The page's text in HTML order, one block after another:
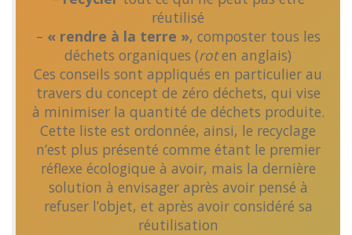
réutilisé
– « rendre à la terre », composter tous les
déchets organiques (roten anglais)
Ces conseils sont appliqués en particulier au
travers du concept de zéro déchets, qui vise
à minimiser la quantité de déchets produite.
Cette liste est ordonnée, ainsi, le recyclage
n’est plus présenté comme étant le premier
réflexe écologique à avoir, mais la dernière
solution à envisager après avoir pensé à
refuser l’objet, et après avoir considéré sa
réutilisation